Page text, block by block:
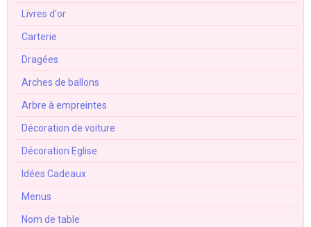
Livres d'or
Carterie
Dragées
Arches de ballons
Arbre à empreintes
Décoration de voiture
Décoration Eglise
Idées Cadeaux
Menus
Nom de table